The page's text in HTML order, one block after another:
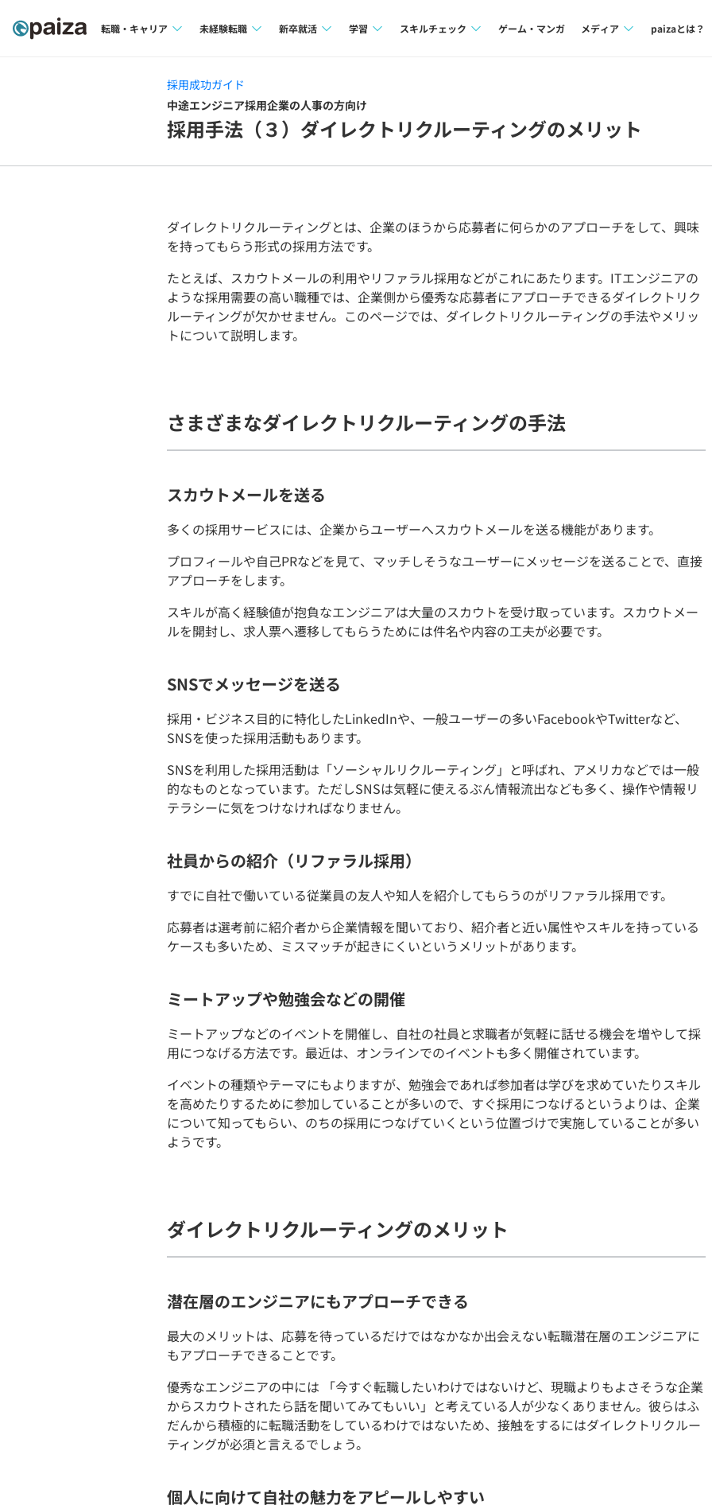
転職・キャリア
インタビュー
未経験転職
求人検索
インタビュー
新卒就活
インターン
インタビュー
就活成功ガイド
学習
問題集
プラン
個人向けプラン
法人向けプラン
スキルチェック ゲーム・マンガ メディア paizaとは？
採用成功ガイド
中途エンジニア採用企業の人事の方向け
採用手法（３）ダイレクトリクルーティングのメリット
ダイレクトリクルーティングとは、企業のほうから応募者に何らかのアプローチをして、興味
を持ってもらう形式の採用方法です。
たとえば、スカウトメールの利用やリファラル採用などがこれにあたります。ITエンジニアの
ような採用需要の高い職種では、企業側から優秀な応募者にアプローチできるダイレクトリク
ルーティングが欠かせません。このページでは、ダイレクトリクルーティングの手法やメリッ
トについて説明します。
さまざまなダイレクトリクルーティングの手法
スカウトメールを送る
多くの採用サービスには、企業からユーザーへスカウトメールを送る機能があります。
プロフィールや自己PRなどを見て、マッチしそうなユーザーにメッセージを送ることで、直接
アプローチをします。
スキルが高く経験値が抱負なエンジニアは大量のスカウトを受け取っています。スカウトメー
ルを開封し、求人票へ遷移してもらうためには件名や内容の工夫が必要です。
SNSでメッセージを送る
採用・ビジネス目的に特化したLinkedInや、一般ユーザーの多いFacebookやTwitterなど、
SNSを使った採用活動もあります。
SNSを利用した採用活動は「ソーシャルリクルーティング」と呼ばれ、アメリカなどでは一般
的なものとなっています。ただしSNSは気軽に使えるぶん情報流出なども多く、操作や情報リ
テラシーに気をつけなければなりません。
社員からの紹介（リファラル採用）
すでに自社で働いている従業員の友人や知人を紹介してもらうのがリファラル採用です。
応募者は選考前に紹介者から企業情報を聞いており、紹介者と近い属性やスキルを持っている
ケースも多いため、ミスマッチが起きにくいというメリットがあります。
ミートアップや勉強会などの開催
ミートアップなどのイベントを開催し、自社の社員と求職者が気軽に話せる機会を増やして採
用につなげる方法です。最近は、オンラインでのイベントも多く開催されています。
イベントの種類やテーマにもよりますが、勉強会であれば参加者は学びを求めていたりスキル
を高めたりするために参加していることが多いので、すぐ採用につなげるというよりは、企業
について知ってもらい、のちの採用につなげていくという位置づけで実施していることが多い
ようです。
ダイレクトリクルーティングのメリット
潜在層のエンジニアにもアプローチできる
最大のメリットは、応募を待っているだけではなかなか出会えない転職潜在層のエンジニアに
もアプローチできることです。
優秀なエンジニアの中には 「今すぐ転職したいわけではないけど、現職よりもよさそうな企業
からスカウトされたら話を聞いてみてもいい」と考えている人が少なくありません。彼らはふ
だんから積極的に転職活動をしているわけではないため、接触をするにはダイレクトリクルー
ティングが必須と言えるでしょう。
個人に向けて自社の魅力をアピールしやすい